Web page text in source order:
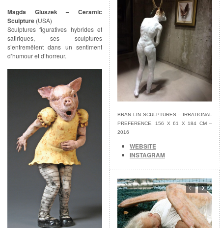
BRAN LIN SCULPTURES – IRRATIONAL
PREFERENCE, 156 X 61 X 184 CM –
2016
WEBSITE
INSTAGRAM
Magda Gluszek – Ceramic
Sculpture (USA)
Sculptures figuratives hybrides et
satiriques, ses sculptures
s’entremêlent dans un sentiment
d’humour et d’horreur.